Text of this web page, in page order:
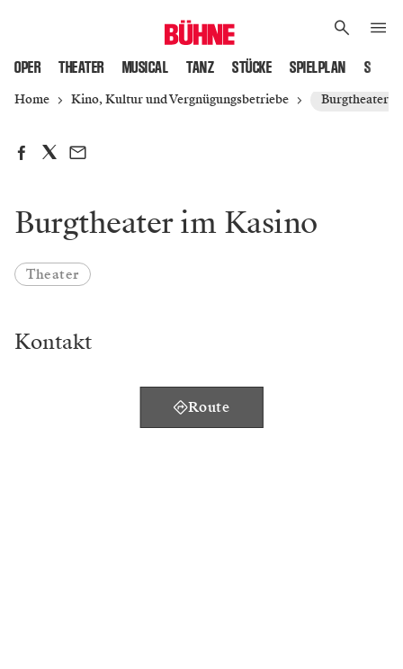
OPER THEATER MUSICAL TANZ STÜCKE SPIELPLAN
Home Kino, Kultur und Vergnügungsbetriebe Burgtheater
Burgtheater im Kasino
Theater
Kontakt
Route